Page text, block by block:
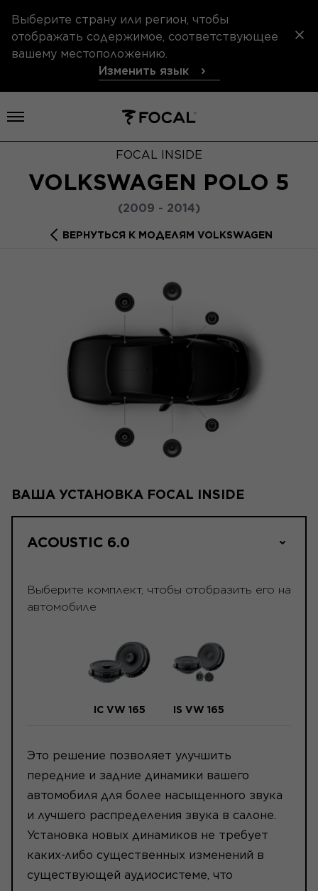
Выберите страну или регион, чтобы
отображать содержимое, соответствующее
вашему местоположению.
Изменить язык
Открыть меню
FOCAL INSIDE
VOLKSWAGEN POLO 5
(2009 - 2014)
ВЕРНУТЬСЯ К МОДЕЛЯМ VOLKSWAGEN
ВАША УСТАНОВКА FOCAL INSIDE
ACOUSTIC 6.0
Выберите комплект, чтобы отобразить его на
автомобиле
IC VW 165 IS VW 165
Это решение позволяет улучшить
передние и задние динамики вашего
автомобиля для более насыщенного звука
и лучшего распределения звука в салоне.
Установка новых динамиков не требует
каких-либо существенных изменений в
существующей аудиосистеме, что